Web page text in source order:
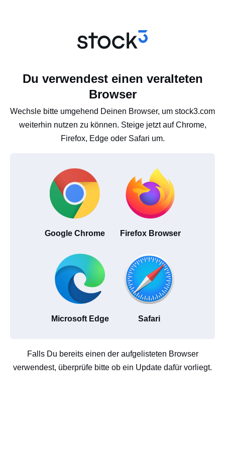
Du verwendest einen veralteten
Browser
Wechsle bitte umgehend Deinen Browser, um stock3.com
weiterhin nutzen zu können. Steige jetzt auf Chrome,
Firefox, Edge oder Safari um.
Google Chrome Firefox Browser
Microsoft Edge Safari
Falls Du bereits einen der aufgelisteten Browser
verwendest, überprüfe bitte ob ein Update dafür vorliegt.